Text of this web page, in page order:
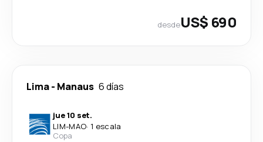
desdeUS$ 690
Lima- Manaus 6 días
jue 10 set.
LIM-MAO· 1 escala
Copa